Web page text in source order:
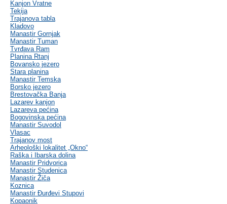
Kanjon Vratne
Tekija
Trajanova tabla
Kladovo
Manastir Gornjak
Manastir Tuman
Tvrđava Ram
Planina Rtanj
Bovansko jezero
Stara planina
Manastir Temska
Borsko jezero
Brestovačka Banja
Lazarev kanjon
Lazareva pećina
Bogovinska pećina
Manastir Suvodol
Vlasac
Trajanov most
Arheološki lokalitet „Okno“
Raška i Ibarska dolina
Manastir Pridvorica
Manastir Studenica
Manastir Žiča
Koznica
Manastir Đurđevi Stupovi
Kopaonik